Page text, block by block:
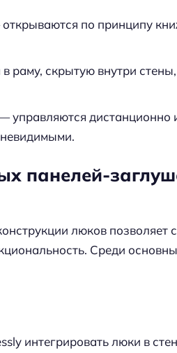
по принципу
раму, скрытую внутри
управляются
невидимыми.
панелей-
люков позволяет
Среди
интегрировать люки в